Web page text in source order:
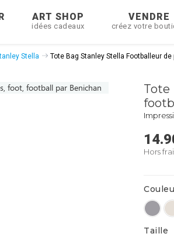
ART SHOP
idées cadeaux
VENDRE
créez votre
Stella Tote Bag Stanley Stella Footballeur
Tote
Hors
Taille